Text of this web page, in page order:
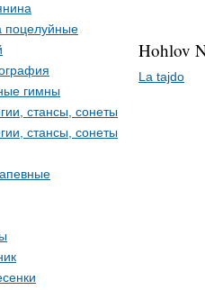
поцелуйные
гимны
стансы, сонеты
стансы, сонеты
Hohlov
La tajdo